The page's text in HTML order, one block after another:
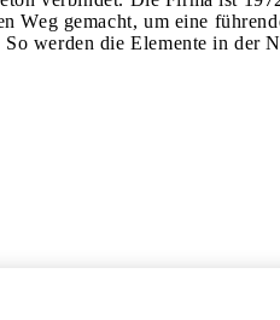
Weg gemacht, um eine
werden die Elemente in der